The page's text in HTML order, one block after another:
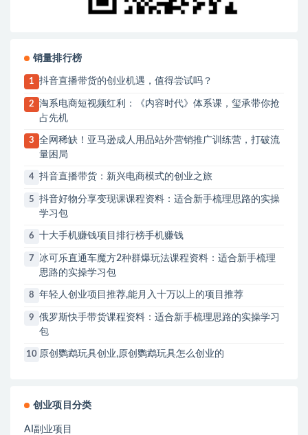
销量排行榜
1 抖音直播带货的创业机遇，值得尝试吗？
2
淘系电商短视频红利：《内容时代》体系课，玺承带你抢
占先机
3
全网稀缺！亚马逊成人用品站外营销推广训练营，打破流
量困局
4 抖音直播带货：新兴电商模式的创业之旅
5
抖音好物分享变现课课程资料：适合新手梳理思路的实操
学习包
6 十大手机赚钱项目排行榜手机赚钱
7
冰可乐直通车魔方2种群爆玩法课程资料：适合新手梳理
思路的实操学习包
8 年轻人创业项目推荐,能月入十万以上的项目推荐
9
俄罗斯快手带货课程资料：适合新手梳理思路的实操学习
包
10 原创鹦鹉玩具创业,原创鹦鹉玩具怎么创业的
创业项目分类
AI副业项目